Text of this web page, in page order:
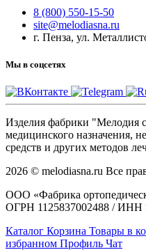
8 (800) 550-15-50
site@melodiasna.ru
г. Пенза, ул.
Мы в соцсетях
Изделия фабрики "Мелодия
медицинского назначения,
средств и других методов
2026 © melodiasna.ru Все
ООО «Фабрика
ОГРН 1125837002488 / ИНН
Каталог Корзина Товары в
избранном Профиль Чат